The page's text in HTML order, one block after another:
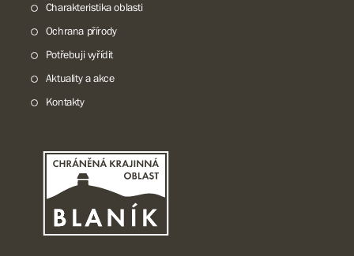
Charakteristika oblasti
Ochrana přírody
Potřebuji vyřídit
Aktuality a akce
Kontakty